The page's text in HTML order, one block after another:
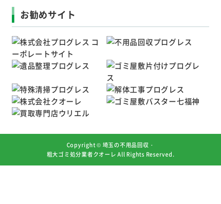
お勧めサイト
Copyright © 埼玉の不用品回収・
粗大ゴミ処分業者クオーレ All Rights Reserved.